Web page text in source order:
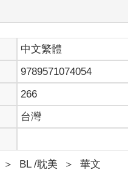
越多，韓守恆雖然困擾，但
父母做什麼呢？」
斷了人們，韓守恆回頭一望
們正在與韓總監詢問代言一
們一定會考慮的，感謝支持
中文繁體
9789571074054
266
台灣
＞ BL /耽美 ＞ 華文